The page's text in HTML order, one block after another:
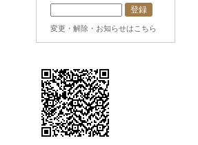
変更・解除・お知らせはこちら